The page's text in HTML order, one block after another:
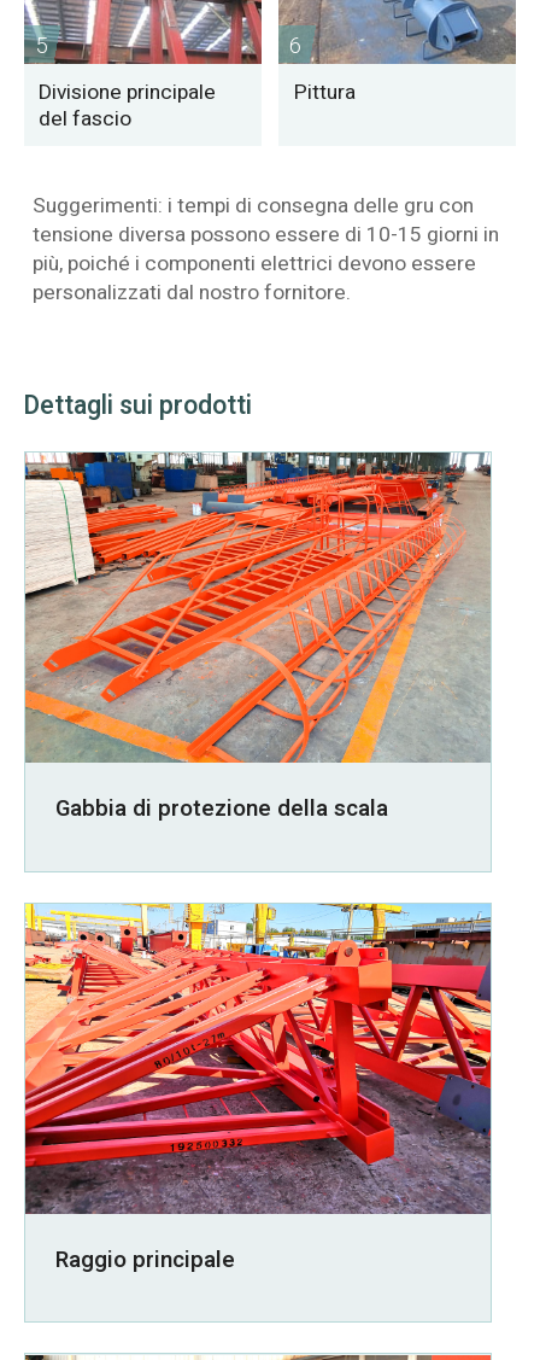
5
Divisione principale
del fascio
6
Pittura
Suggerimenti: i tempi di consegna delle gru con
tensione diversa possono essere di 10-15 giorni in
più, poiché i componenti elettrici devono essere
personalizzati dal nostro fornitore.
Dettagli sui prodotti
Gabbia di protezione della scala
Raggio principale